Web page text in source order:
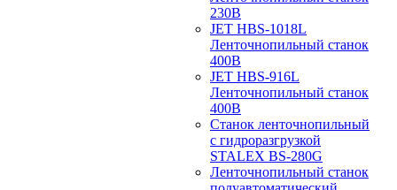
230В
JET HBS-1018L
Ленточнопильный станок
400В
JET HBS-916L
Ленточнопильный станок
400В
Станок ленточнопильный
с гидроразгрузкой
STALEX BS-280G
Ленточнопильный станок